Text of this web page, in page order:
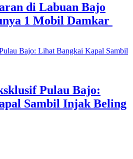
di Labuan Bajo
1 Mobil Damkar
Pulau Bajo:
Sambil Injak Beling